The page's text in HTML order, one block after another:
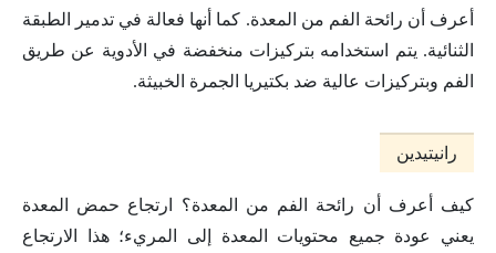
أعرف أن رائحة الفم من المعدة. كما أنها فعالة في تدمير الطبقة
الثنائية. يتم استخدامه بتركيزات منخفضة في الأدوية عن طريق
الفم وبتركيزات عالية ضد بكتيريا الجمرة الخبيثة.
رانيتيدين
كيف أعرف أن رائحة الفم من المعدة؟ ارتجاع حمض المعدة
يعني عودة جميع محتويات المعدة إلى المريء؛ هذا الارتجاع